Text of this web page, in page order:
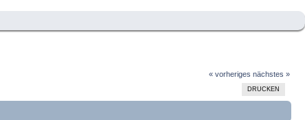
« vorheriges nächstes »
DRUCKEN